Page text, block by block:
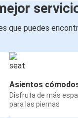
que puedes
Asientos
Disfruta de más
para las piernas